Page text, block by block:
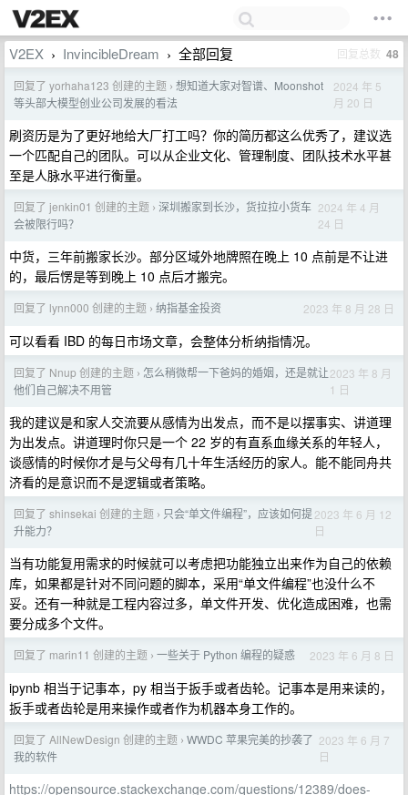
V2EX › InvincibleDream › 全部回复 回复总数 48
回复了 yorhaha123 创建的主题 › 想知道大家对智谱、Moonshot
等头部大模型创业公司发展的看法
2024 年 5
月 20 日
刷资历是为了更好地给大厂打工吗？你的简历都这么优秀了，建议选
一个匹配自己的团队。可以从企业文化、管理制度、团队技术水平甚
至是人脉水平进行衡量。
回复了 jenkin01 创建的主题 › 深圳搬家到长沙，货拉拉小货车
会被限行吗？
2024 年 4 月
24 日
中货，三年前搬家长沙。部分区域外地牌照在晚上 10 点前是不让进
的，最后愣是等到晚上 10 点后才搬完。
回复了 lynn000 创建的主题 › 纳指基金投资 2023 年 8 月 28 日
可以看看 IBD 的每日市场文章，会整体分析纳指情况。
回复了 Nnup 创建的主题 › 怎么稍微帮一下爸妈的婚姻，还是就让
他们自己解决不用管
2023 年 8 月
1 日
我的建议是和家人交流要从感情为出发点，而不是以摆事实、讲道理
为出发点。讲道理时你只是一个 22 岁的有直系血缘关系的年轻人，
谈感情的时候你才是与父母有几十年生活经历的家人。能不能同舟共
济看的是意识而不是逻辑或者策略。
回复了 shinsekai 创建的主题 › 只会“单文件编程”，应该如何提
升能力？
2023 年 6 月 12
日
当有功能复用需求的时候就可以考虑把功能独立出来作为自己的依赖
库，如果都是针对不同问题的脚本，采用“单文件编程”也没什么不
妥。还有一种就是工程内容过多，单文件开发、优化造成困难，也需
要分成多个文件。
回复了 marin11 创建的主题 › 一些关于 Python 编程的疑惑 2023 年 6 月 8 日
ipynb 相当于记事本，py 相当于扳手或者齿轮。记事本是用来读的，
扳手或者齿轮是用来操作或者作为机器本身工作的。
回复了 AllNewDesign 创建的主题 › WWDC 苹果完美的抄袭了
我的软件
2023 年 6 月 7
日
https://opensource.stackexchange.com/questions/12389/does-